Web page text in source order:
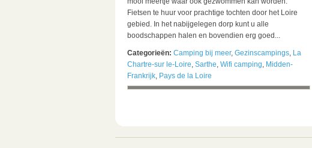
Fietsen te huur voor prachtige tochten door het Loire
gebied. In het nabijgelegen dorp kunt u alle
boodschappen halen en bovendien erg goed...
Categorieën: Camping bij meer, Gezinscampings, La
Chartre-sur le-Loire, Sarthe, Wifi camping, Midden-
Frankrijk, Pays de la Loire